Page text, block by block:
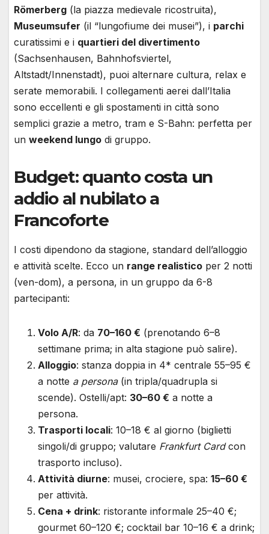
Römerberg (la piazza medievale ricostruita),
Museumsufer (il “lungofiume dei musei”), i parchi
curatissimi e i quartieri del divertimento
(Sachsenhausen, Bahnhofsviertel,
Altstadt/Innenstadt), puoi alternare cultura, relax e
serate memorabili. I collegamenti aerei dall’Italia
sono eccellenti e gli spostamenti in città sono
semplici grazie a metro, tram e S-Bahn: perfetta per
un weekend lungo di gruppo.
Budget: quanto costa un
addio al nubilato a
Francoforte
I costi dipendono da stagione, standard dell’alloggio
e attività scelte. Ecco un range realistico per 2 notti
(ven-dom), a persona, in un gruppo da 6-8
partecipanti:
Volo A/R: da 70–160 € (prenotando 6–8
settimane prima; in alta stagione può salire).
Alloggio: stanza doppia in 4* centrale 55–95 €
a notte a persona(in tripla/quadrupla si
scende). Ostelli/apt: 30–60 € a notte a
persona.
Trasporti locali: 10–18 € al giorno (biglietti
singoli/di gruppo; valutare Frankfurt Cardcon
trasporto incluso).
Attività diurne: musei, crociere, spa: 15–60 €
per attività.
Cena + drink: ristorante informale 25–40 €;
gourmet 60–120 €; cocktail bar 10–16 € a drink;